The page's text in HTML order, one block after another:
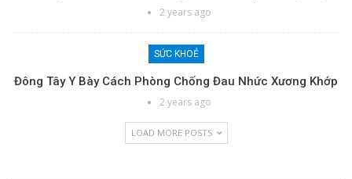
2 years ago
SỨC KHOẺ
Đông Tây Y Bày Cách Phòng Chống Đau Nhức Xương Khớp
2 years ago
LOAD MORE POSTS